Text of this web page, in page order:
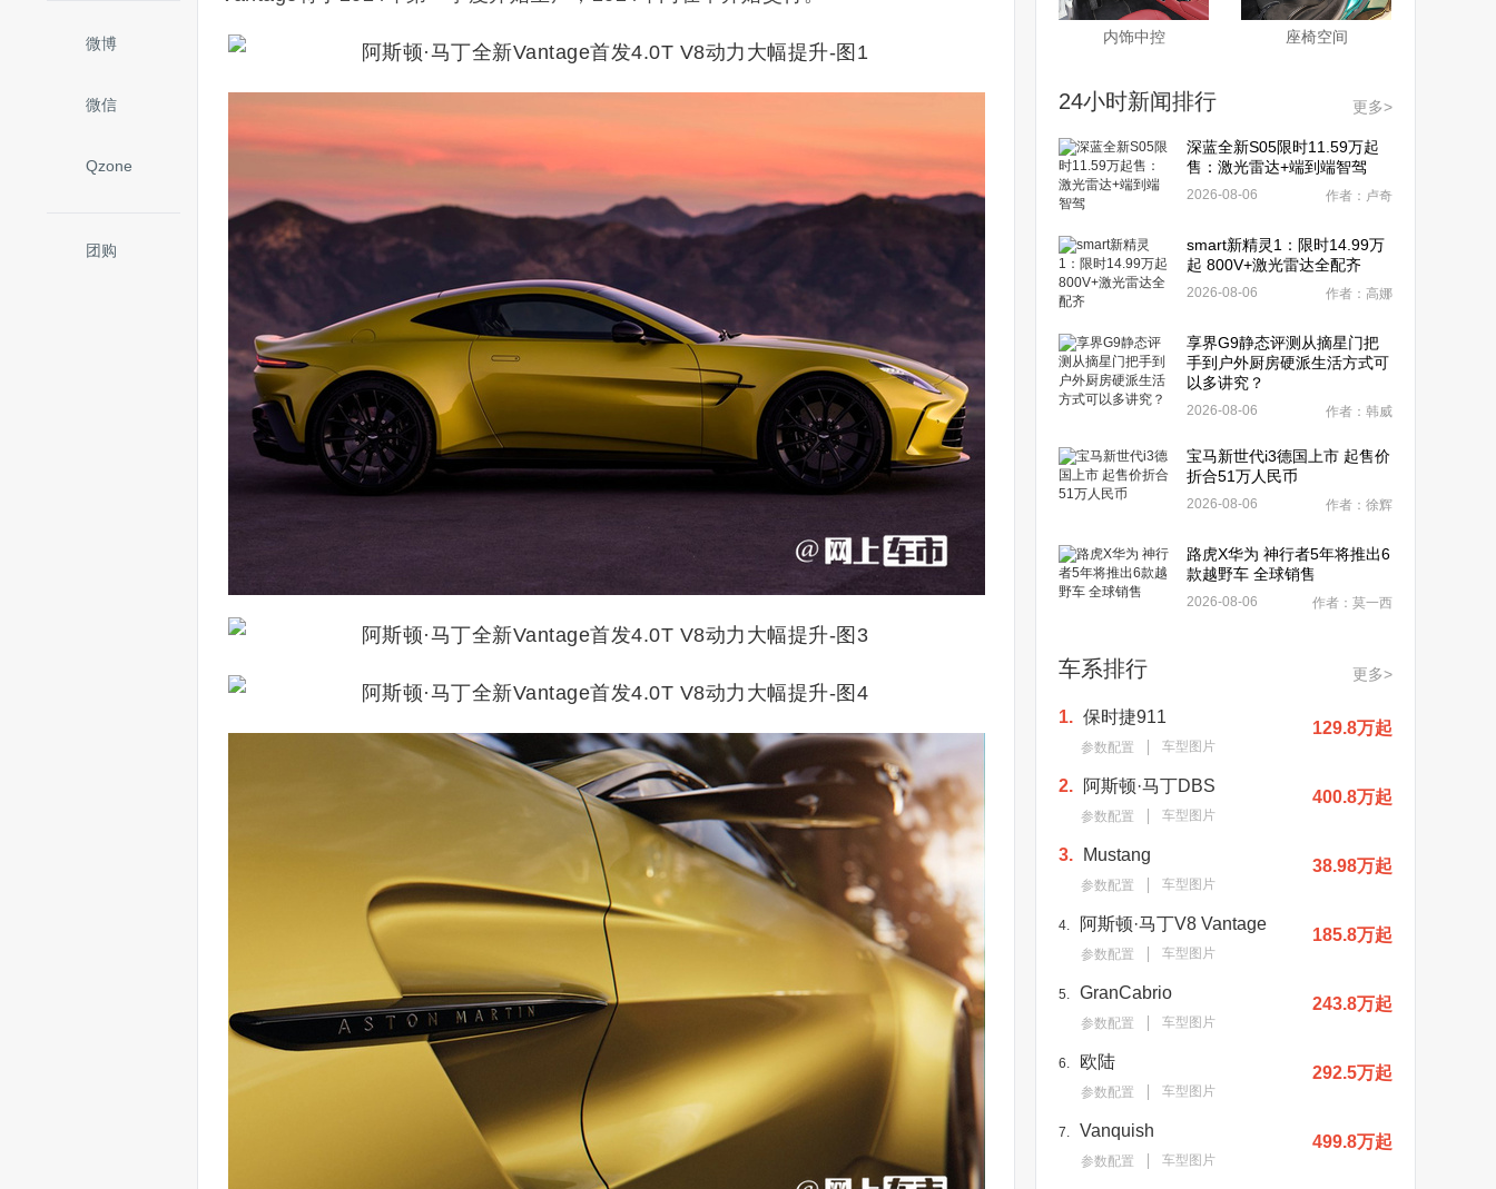
微博
微信
Qzone
团购
内饰中控 座椅空间
24小时新闻排行 更多>
深蓝全新S05限时11.59万起
售：激光雷达+端到端智驾
2026-08-06 作者：卢奇
smart新精灵1：限时14.99万
起 800V+激光雷达全配齐
2026-08-06 作者：高娜
享界G9静态评测从摘星门把
手到户外厨房硬派生活方式可
以多讲究？
2026-08-06 作者：韩威
宝马新世代i3德国上市 起售价
折合51万人民币
2026-08-06 作者：徐辉
路虎X华为 神行者5年将推出6
款越野车 全球销售
2026-08-06 作者：莫一西
车系排行 更多>
1. 保时捷911
参数配置 车型图片
129.8万起
2. 阿斯顿·马丁DBS
参数配置 车型图片
400.8万起
3. Mustang
参数配置 车型图片
38.98万起
4. 阿斯顿·马丁V8 Vantage
参数配置 车型图片
185.8万起
5. GranCabrio
参数配置 车型图片
243.8万起
6. 欧陆
参数配置 车型图片
292.5万起
7. Vanquish
参数配置 车型图片
499.8万起